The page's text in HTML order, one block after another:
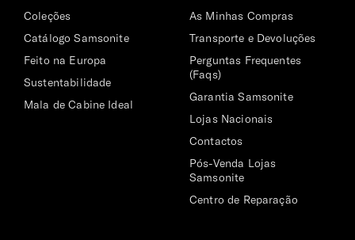
Coleções
Catálogo Samsonite
Feito na Europa
Sustentabilidade
Mala de Cabine Ideal
As Minhas Compras
Transporte e Devoluções
Perguntas Frequentes
(Faqs)
Garantia Samsonite
Lojas Nacionais
Contactos
Pós-Venda Lojas
Samsonite
Centro de Reparação